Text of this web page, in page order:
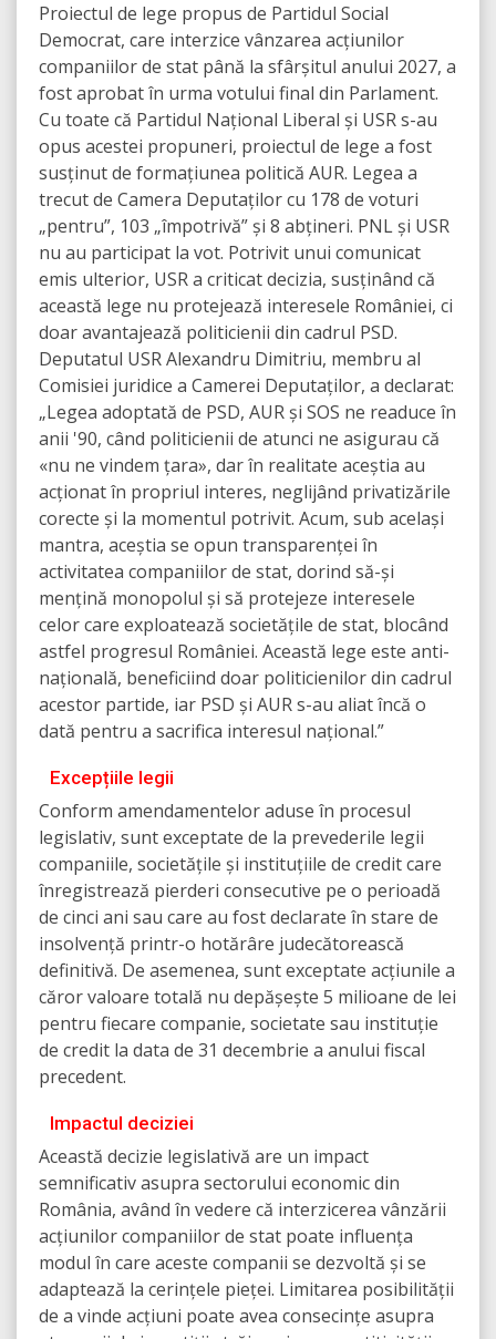
Proiectul de lege propus de Partidul Social
Democrat, care interzice vânzarea acțiunilor
companiilor de stat până la sfârșitul anului 2027, a
fost aprobat în urma votului final din Parlament.
Cu toate că Partidul Național Liberal și USR s-au
opus acestei propuneri, proiectul de lege a fost
susținut de formațiunea politică AUR. Legea a
trecut de Camera Deputaților cu 178 de voturi
„pentru”, 103 „împotrivă” și 8 abțineri. PNL și USR
nu au participat la vot. Potrivit unui comunicat
emis ulterior, USR a criticat decizia, susținând că
această lege nu protejează interesele României, ci
doar avantajează politicienii din cadrul PSD.
Deputatul USR Alexandru Dimitriu, membru al
Comisiei juridice a Camerei Deputaților, a declarat:
„Legea adoptată de PSD, AUR și SOS ne readuce în
anii '90, când politicienii de atunci ne asigurau că
«nu ne vindem țara», dar în realitate aceștia au
acționat în propriul interes, neglijând privatizările
corecte și la momentul potrivit. Acum, sub același
mantra, aceștia se opun transparenței în
activitatea companiilor de stat, dorind să-și
mențină monopolul și să protejeze interesele
celor care exploatează societățile de stat, blocând
astfel progresul României. Această lege este anti-
națională, beneficiind doar politicienilor din cadrul
acestor partide, iar PSD și AUR s-au aliat încă o
dată pentru a sacrifica interesul național.”
Excepțiile legii
Conform amendamentelor aduse în procesul
legislativ, sunt exceptate de la prevederile legii
companiile, societățile și instituțiile de credit care
înregistrează pierderi consecutive pe o perioadă
de cinci ani sau care au fost declarate în stare de
insolvență printr-o hotărâre judecătorească
definitivă. De asemenea, sunt exceptate acțiunile a
căror valoare totală nu depășește 5 milioane de lei
pentru fiecare companie, societate sau instituție
de credit la data de 31 decembrie a anului fiscal
precedent.
Impactul deciziei
Această decizie legislativă are un impact
semnificativ asupra sectorului economic din
România, având în vedere că interzicerea vânzării
acțiunilor companiilor de stat poate influența
modul în care aceste companii se dezvoltă și se
adaptează la cerințele pieței. Limitarea posibilității
de a vinde acțiuni poate avea consecințe asupra